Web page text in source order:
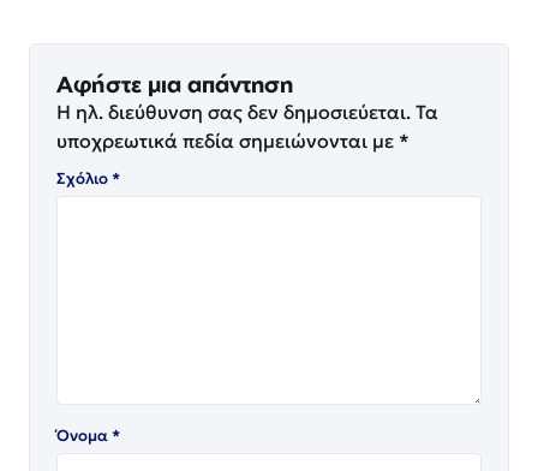
Αφήστε μια απάντηση
Η ηλ. διεύθυνση σας δεν δημοσιεύεται. Τα
υποχρεωτικά πεδία σημειώνονται με *
Σχόλιο*
Όνομα*